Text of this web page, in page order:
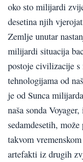
oko sto milijardi
desetina njih
Zemlje unutar
milijardi situacija
postoje civilizacije
tehnologijama od
je od Sunca
naša sonda
sedamdesetih,
takvom
artefakti iz drugih